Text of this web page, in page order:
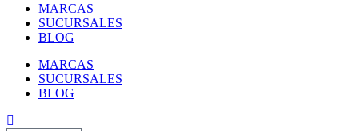
MARCAS
SUCURSALES
BLOG
MARCAS
SUCURSALES
BLOG